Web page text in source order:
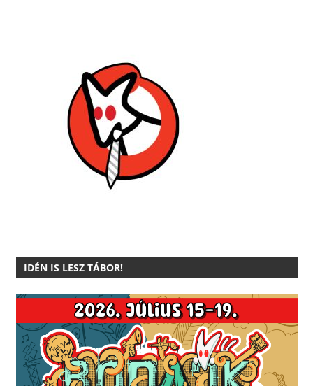
IDÉN IS LESZ TÁBOR!